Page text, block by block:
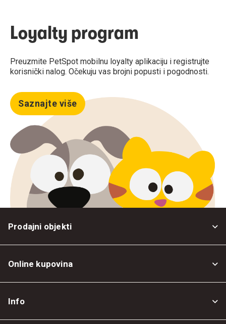
Loyalty program
Preuzmite PetSpot mobilnu loyalty aplikaciju i registrujte
korisnički nalog. Očekuju vas brojni popusti i pogodnosti.
Saznajte više
Prodajni objekti
Online kupovina
Info